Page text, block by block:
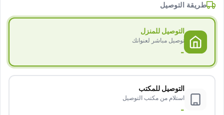
طريقة التوصيل
التوصيل للمنزل
توصيل مباشر لعنوانك
-
التوصيل للمكتب
استلام من مكتب التوصيل
-